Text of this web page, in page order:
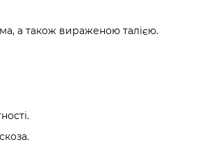
а також вираженою талією.